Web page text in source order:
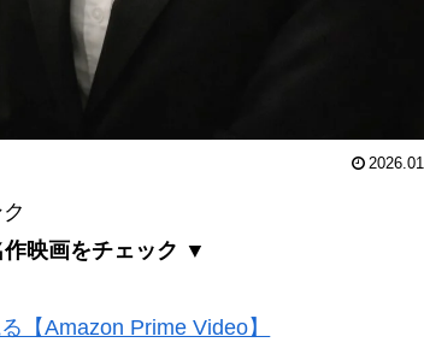
映画をチェック ▼
【Amazon Prime Video】